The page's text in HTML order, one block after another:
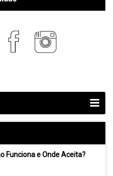
Funciona e Onde Aceita?